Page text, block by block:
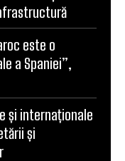
este o
a Spaniei”,
și internaționale
și